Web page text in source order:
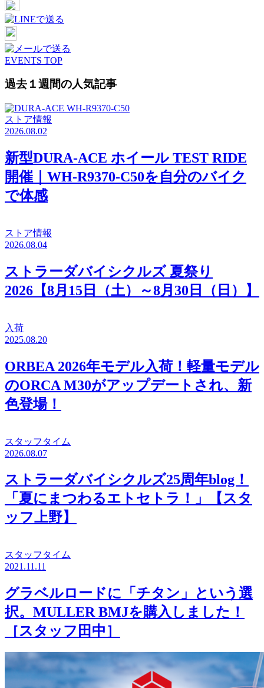
EVENTS TOP
過去１週間の人気記事
ストア情報
2026.08.02
新型DURA-ACE ホイール TEST RIDE
開催｜WH-R9370-C50を自分のバイク
で体感
ストア情報
2026.08.04
ストラーダバイシクルズ 夏祭り
2026【8月15日（土）～8月30日（日）】
入荷
2025.08.20
ORBEA 2026年モデル入荷！軽量モデル
のORCA M30がアップデートされ、新
色登場！
スタッフタイム
2026.08.07
ストラーダバイシクルズ25周年blog！
「夏にまつわるエトセトラ！」【スタ
ッフ上野】
スタッフタイム
2021.11.11
グラベルロードに「チタン」という選
択。MULLER BMJを購入しました！
［スタッフ田中］